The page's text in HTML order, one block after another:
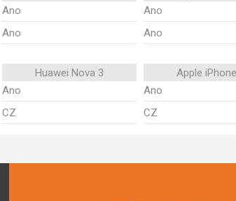
Ano
Ano
Ano Ano
Huawei Nova 3
Apple
Ano
Ano
CZ CZ